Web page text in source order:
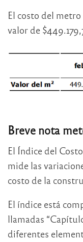
El costo del
valor de
Breve nota
El Índice del
mide las
costo de la
El índice está
llamadas
diferentes